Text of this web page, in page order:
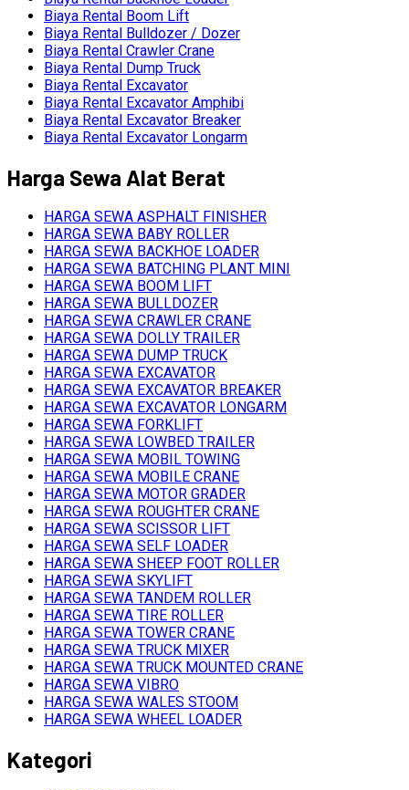
Biaya Rental Boom Lift
Biaya Rental Bulldozer / Dozer
Biaya Rental Crawler Crane
Biaya Rental Dump Truck
Biaya Rental Excavator
Biaya Rental Excavator Amphibi
Biaya Rental Excavator Breaker
Biaya Rental Excavator Longarm
Harga Sewa Alat Berat
HARGA SEWA ASPHALT FINISHER
HARGA SEWA BABY ROLLER
HARGA SEWA BACKHOE LOADER
HARGA SEWA BATCHING PLANT MINI
HARGA SEWA BOOM LIFT
HARGA SEWA BULLDOZER
HARGA SEWA CRAWLER CRANE
HARGA SEWA DOLLY TRAILER
HARGA SEWA DUMP TRUCK
HARGA SEWA EXCAVATOR
HARGA SEWA EXCAVATOR BREAKER
HARGA SEWA EXCAVATOR LONGARM
HARGA SEWA FORKLIFT
HARGA SEWA LOWBED TRAILER
HARGA SEWA MOBIL TOWING
HARGA SEWA MOBILE CRANE
HARGA SEWA MOTOR GRADER
HARGA SEWA ROUGHTER CRANE
HARGA SEWA SCISSOR LIFT
HARGA SEWA SELF LOADER
HARGA SEWA SHEEP FOOT ROLLER
HARGA SEWA SKYLIFT
HARGA SEWA TANDEM ROLLER
HARGA SEWA TIRE ROLLER
HARGA SEWA TOWER CRANE
HARGA SEWA TRUCK MIXER
HARGA SEWA TRUCK MOUNTED CRANE
HARGA SEWA VIBRO
HARGA SEWA WALES STOOM
HARGA SEWA WHEEL LOADER
Kategori